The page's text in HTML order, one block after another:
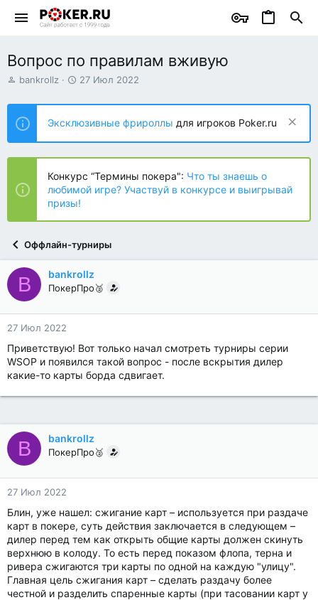
Вопрос по правилам вживую
А
т
о
р
т
е
ы
bankrollz
Д
т
н
а
ч
л
а
27 Июл 2022
Эксклюзивные фрироллы для игроков Poker.ru
Конкурс “Термины покера": Что ты знаешь о
любимой игре? Участвуй в конкурсе и выигрывай
призы!
Оффлайн-турниры
B bankrollz
ПокерПро🥈
27 Июл 2022
Приветствую! Вот только начал смотреть турниры серии
WSOP и появился такой вопрос - после вскрытия дилер
какие-то карты борда сдвигает.
B bankrollz
ПокерПро🥈
27 Июл 2022
Блин, уже нашел: сжигание карт – используется при раздаче
карт в покере, суть действия заключается в следующем –
дилер перед тем как открыть общие карты должен скинуть
верхнюю в колоду. То есть перед показом флопа, терна и
ривера сжигаются три карты по одной на каждую "улицу".
Главная цель сжигания карт – сделать раздачу более
честной и разделить спаренные карты (при тасовании карт у